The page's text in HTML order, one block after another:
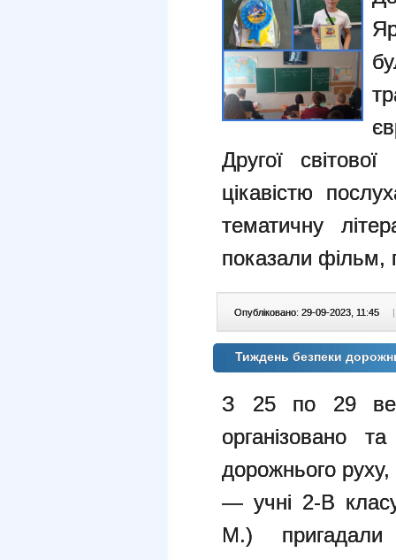
Другої
цікавістю
тематичну
показали фільм,
Опубліковано: 29-09-2023, 11:45 |
Тиждень безпеки
З 25 по 29
організовано
дорожнього
— учні 2-В
М.)